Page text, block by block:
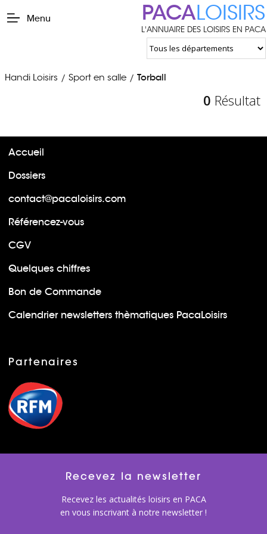
Menu PACALOISIRS
L'ANNUAIRE DES LOISIRS EN PACA
Handi Loisirs / Sport en salle / Torball
0 Résultat
Accueil
Dossiers
contact@pacaloisirs.com
Référencez-vous
CGV
Quelques chiffres
Bon de Commande
Calendrier newsletters thèmatiques PacaLoisirs
Partenaires
Recevez la newsletter
Recevez les actualités loisirs en PACA
en vous inscrivant à notre newsletter !